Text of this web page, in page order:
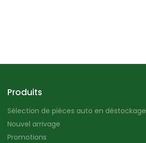
Produits
Sélection de pièces auto en déstockage
Nouvel arrivage
Promotions